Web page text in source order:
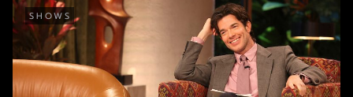
SHOWS